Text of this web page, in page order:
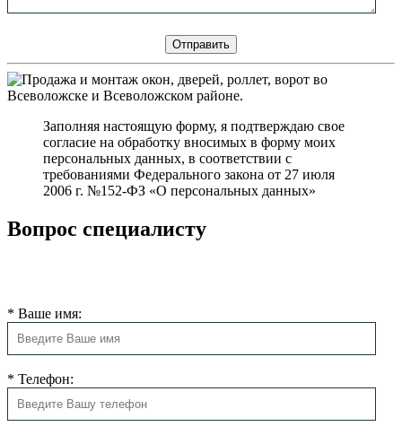
Заполняя настоящую форму, я подтверждаю свое
согласие на обработку вносимых в форму моих
персональных данных, в соответствии с
требованиями Федерального закона от 27 июля
2006 г. №152-ФЗ «О персональных данных»
Вопрос специалисту
* Ваше имя:
* Телефон: